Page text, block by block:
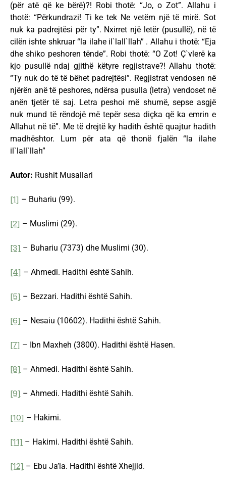
(për atë që ke bërë)?! Robi thotë: “Jo, o Zot”. Allahu i
thotë: “Përkundrazi! Ti ke tek Ne vetëm një të mirë. Sot
nuk ka padrejtësi për ty”. Nxirret një letër (pusullë), në të
cilën ishte shkruar “la ilahe il`lall`llah” . Allahu i thotë: “Eja
dhe shiko peshoren tënde”. Robi thotë: “O Zot! Ç`vlerë ka
kjo pusullë ndaj gjithë këtyre regjistrave?! Allahu thotë:
“Ty nuk do të të bëhet padrejtësi”. Regjistrat vendosen në
njërën anë të peshores, ndërsa pusulla (letra) vendoset në
anën tjetër të saj. Letra peshoi më shumë, sepse asgjë
nuk mund të rëndojë më tepër sesa diçka që ka emrin e
Allahut në të”. Me të drejtë ky hadith është quajtur hadith
madhështor. Lum për ata që thonë fjalën “la ilahe
il`lall`llah”
Autor: Rushit Musallari
[1] – Buhariu (99).
[2] – Muslimi (29).
[3] – Buhariu (7373) dhe Muslimi (30).
[4] – Ahmedi. Hadithi është Sahih.
[5] – Bezzari. Hadithi është Sahih.
[6] – Nesaiu (10602). Hadithi është Sahih.
[7] – Ibn Maxheh (3800). Hadithi është Hasen.
[8] – Ahmedi. Hadithi është Sahih.
[9] – Ahmedi. Hadithi është Sahih.
[10] – Hakimi.
[11] – Hakimi. Hadithi është Sahih.
[12] – Ebu Ja’la. Hadithi është Xhejjid.